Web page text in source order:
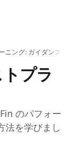
ニング: ガイダンス
プラ
のパフォー
法を学びまし